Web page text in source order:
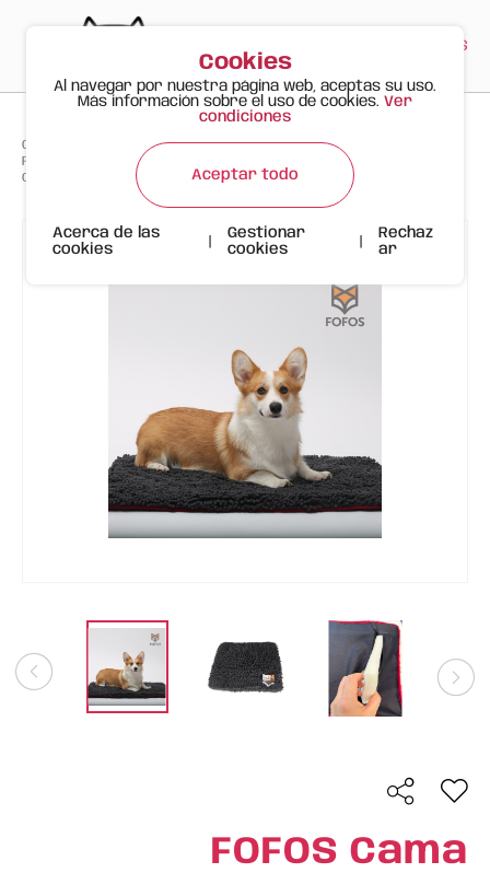
ES
Gato Feliz Productos > Postes rascadores >
FOFOS Cama Viscoelástica con Forro de Chenille, tamaño S, Gris
Oscuro
FOFOS Cama
Cookies
Al navegar por nuestra página web, aceptas su uso.
Más información sobre el uso de cookies. Ver
condiciones
Aceptar todo
Acerca de las
cookies
Gestionar
cookies
Rechaz
ar